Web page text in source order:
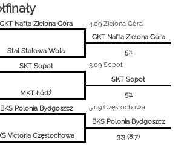
GKT Nafta Zielona Góra
4.09 Zielona Góra
GKT Nafta Zielona Góra
Stal Stalowa Wola
5:1
SKT Sopot
5.09 Sopot
SKT Sopot
MKT Łódź
5:1
BKS Polonia Bydgoszcz
5.09 Częstochowa
BKS Polonia Bydgoszcz
Victoria Częstochowa
3:3 (8:7)